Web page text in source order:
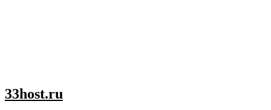
33host.ru